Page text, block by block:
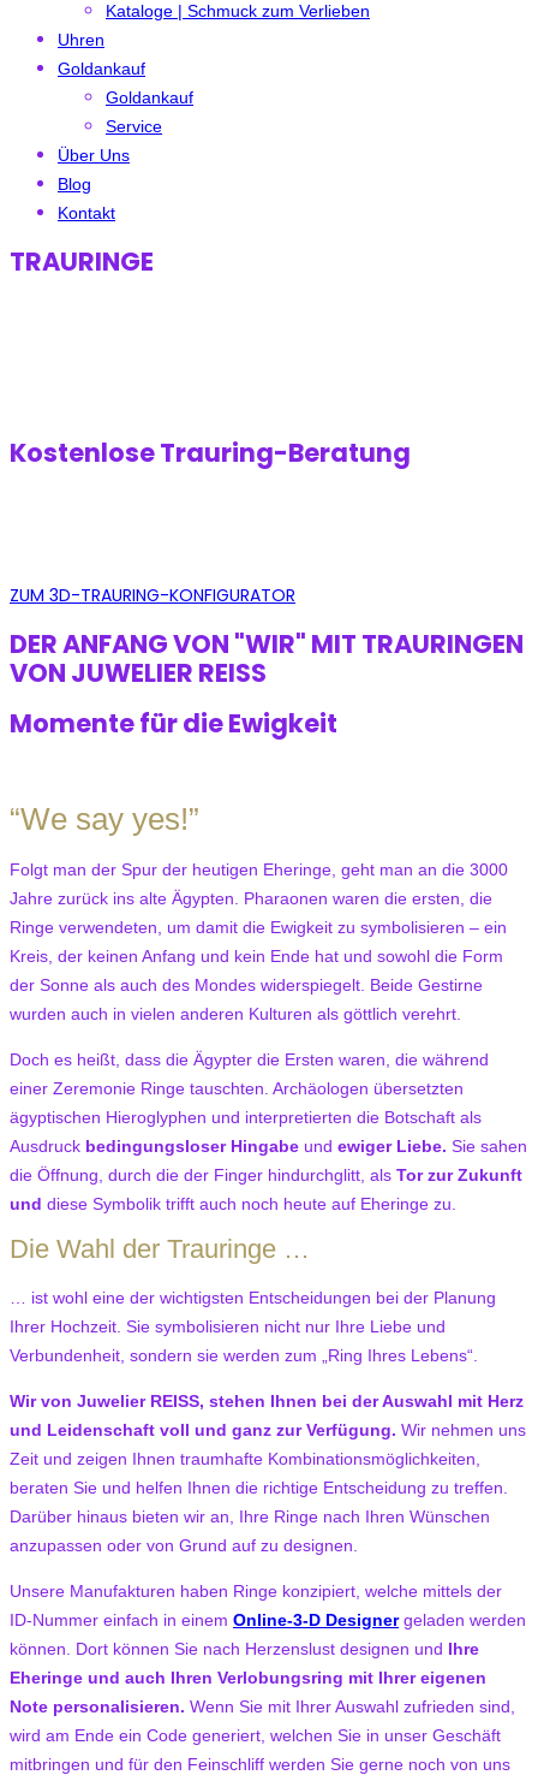
Kataloge | Schmuck zum Verlieben
Uhren
Goldankauf
Goldankauf
Service
Über Uns
Blog
Kontakt
TRAURINGE
Kostenlose Trauring-Beratung
ZUM 3D-TRAURING-KONFIGURATOR
DER ANFANG VON "WIR" MIT TRAURINGEN
VON JUWELIER REISS
Momente für die Ewigkeit
“We say yes!”
Folgt man der Spur der heutigen Eheringe, geht man an die 3000
Jahre zurück ins alte Ägypten. Pharaonen waren die ersten, die
Ringe verwendeten, um damit die Ewigkeit zu symbolisieren – ein
Kreis, der keinen Anfang und kein Ende hat und sowohl die Form
der Sonne als auch des Mondes widerspiegelt. Beide Gestirne
wurden auch in vielen anderen Kulturen als göttlich verehrt.
Doch es heißt, dass die Ägypter die Ersten waren, die während
einer Zeremonie Ringe tauschten. Archäologen übersetzten
ägyptischen Hieroglyphen und interpretierten die Botschaft als
Ausdruck bedingungsloser Hingabe und ewiger Liebe. Sie sahen
die Öffnung, durch die der Finger hindurchglitt, als Tor zur Zukunft
und diese Symbolik trifft auch noch heute auf Eheringe zu.
Die Wahl der Trauringe …
… ist wohl eine der wichtigsten Entscheidungen bei der Planung
Ihrer Hochzeit. Sie symbolisieren nicht nur Ihre Liebe und
Verbundenheit, sondern sie werden zum „Ring Ihres Lebens“.
Wir von Juwelier REISS, stehen Ihnen bei der Auswahl mit Herz
und Leidenschaft voll und ganz zur Verfügung. Wir nehmen uns
Zeit und zeigen Ihnen traumhafte Kombinationsmöglichkeiten,
beraten Sie und helfen Ihnen die richtige Entscheidung zu treffen.
Darüber hinaus bieten wir an, Ihre Ringe nach Ihren Wünschen
anzupassen oder von Grund auf zu designen.
Unsere Manufakturen haben Ringe konzipiert, welche mittels der
ID-Nummer einfach in einem Online-3-D Designer geladen werden
können. Dort können Sie nach Herzenslust designen und Ihre
Eheringe und auch Ihren Verlobungsring mit Ihrer eigenen
Note personalisieren. Wenn Sie mit Ihrer Auswahl zufrieden sind,
wird am Ende ein Code generiert, welchen Sie in unser Geschäft
mitbringen und für den Feinschliff werden Sie gerne noch von uns